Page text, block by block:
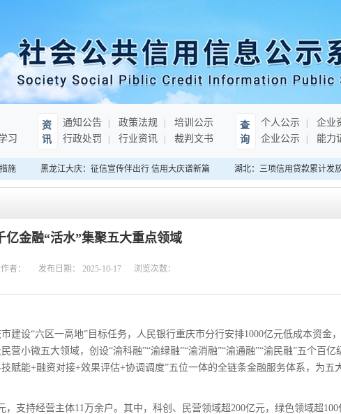
习
资
讯
通知公告 政策法规
培训公示
行政处罚
行业资讯 裁判文书
查
询
个人公示
企业
企业公示
能力
黑龙江大庆：征信宣传伴出行 信用大庆谱新篇 湖北：三项信用贷款累计发放
亿金融“活水”集聚五大重点领域
作者： 发布日期： 2025-10-17 浏览次数：
设“六区一高地”目标任务，人民银行重庆市分行安排1000亿元低成本资金
小微五大领域，创设“渝科融”“渝绿融”“渝消融”“渝通融”“渝民融”五个百亿
赋能+融资对接+效果评估+协调调度”五位一体的全链条金融服务体系，为五
持经营主体11万余户。其中，科创、民营领域超200亿元，绿色领域超100